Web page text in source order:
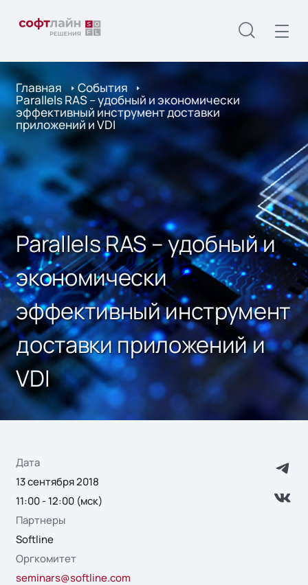
Главная События
Parallels RAS – удобный и экономически
эффективный инструмент доставки
приложений и VDI
Parallels RAS – удобный и
экономически
эффективный инструмент
доставки приложений и
VDI
Дата
13 сентября 2018
11:00 - 12:00 (мск)
Партнеры
Softline
Оргкомитет
seminars@softline.com